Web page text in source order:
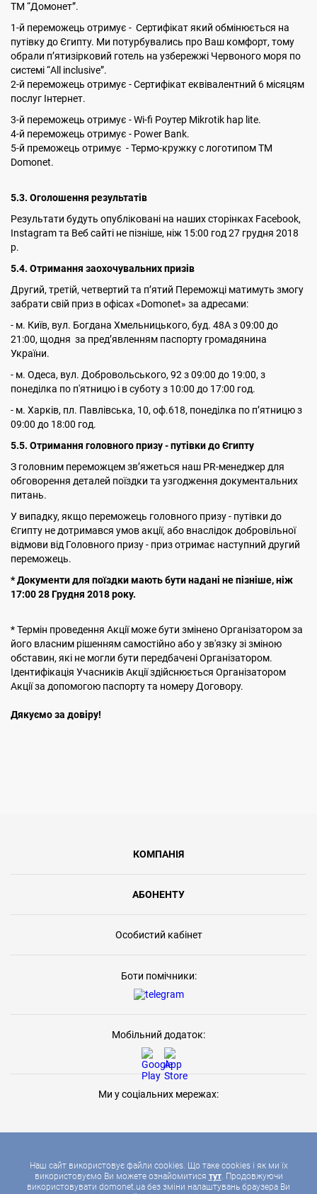
Наш сайт використовує файли cookies. Що таке cookies і як ми їх
використовуємо Ви можете ознайомитися тут. Продовжуючи
використовувати domonet.ua без зміни налаштувань браузера Ви
ТМ “Домонет”.
1-й переможець отримує - Сертифікат який обмінюється на
путівку до Єгипту. Ми потурбувались про Ваш комфорт, тому
обрали п’ятизірковий готель на узбережжі Червоного моря по
системі “All inclusive”.
2-й переможець отримує - Сертифікат еквівалентний 6 місяцям
послуг Інтернет.
3-й переможець отримує - Wi-fi Роутер Mikrotik hap lite.
4-й переможець отримує - Power Bank.
5-й преможець отримує - Термо-кружку с логотипом ТМ
Domonet.
5.3. Оголошення результатів
Результати будуть опубліковані на наших сторінках Facebook,
Instagram та Веб сайті не пізніше, ніж 15:00 год 27 грудня 2018
р.
5.4. Отримання заохочувальних призів
Другий, третій, четвертий та пʼятий Переможці матимуть змогу
забрати свій приз в офісах «Domonet» за адресами:
- м. Київ, вул. Богдана Хмельницького, буд. 48А з 09:00 до
21:00, щодня за пред’явленням паспорту громадянина
України.
- м. Одеса, вул. Добровольського, 92 з 09:00 до 19:00, з
понеділка по п'ятницю і в суботу з 10:00 до 17:00 год.
- м. Харків, пл. Павлівська, 10, оф.618, понеділка по пʼятницю з
09:00 до 18:00 год.
5.5. Отримання головного призу - путівки до Єгипту
З головним переможцем зв’яжеться наш PR-менеджер для
обговорення деталей поїздки та узгодження документальних
питань.
У випадку, якщо переможець головного призу - путівки до
Єгипту не дотримався умов акції, або внаслідок добровільної
відмови від Головного призу - приз отримає наступний другий
переможець.
* Документи для поїздки мають бути надані не пізніше, ніж
17:0028 Грудня 2018 року.
* Термін проведення Акції може бути змінено Організатором за
його власним рішенням самостійно або у зв'язку зі зміною
обставин, які не могли бути передбачені Організатором.
Ідентифікація Учасників Акції здійснюється Організатором
Акції за допомогою паспорту та номеру Договору.
Дякуємо за довіру!
КОМПАНІЯ
АБОНЕНТУ
Особистий кабінет
Боти помічники:
Мобільний додаток:
Ми у соціальних мережах: